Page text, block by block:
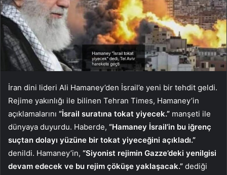
İran dini lideri Ali Hamaney’den İsrail’e yeni bir tehdit geldi.
Rejime yakınlığı ile bilinen Tehran Times, Hamaney’in
açıklamalarını “İsrail suratına tokat yiyecek.” manşeti ile
dünyaya duyurdu. Haberde, “Hamaney İsrail’in bu iğrenç
suçtan dolayı yüzüne bir tokat yiyeceğini açıkladı.”
denildi. Hamaney’in, “Siyonist rejimin Gazze’deki yenilgisi
devam edecek ve bu rejim çöküşe yaklaşacak.” dediği